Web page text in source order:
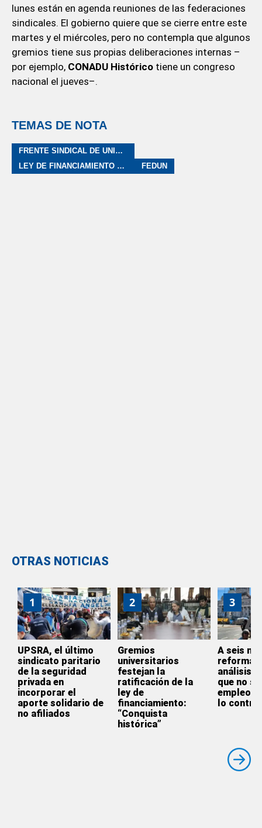
lunes están en agenda reuniones de las federaciones
sindicales. El gobierno quiere que se cierre entre este
martes y el miércoles, pero no contempla que algunos
gremios tiene sus propias deliberaciones internas –
por ejemplo, CONADU Históricotiene un congreso
nacional el jueves–.
TEMAS DE NOTA
FRENTE SINDICAL DE UNIVERSIDADES NACIONALES
LEY DE FINANCIAMIENTO UNIVERSITARIO
FEDUN
OTRAS NOTICIAS
1
UPSRA, el último
sindicato paritario
de la seguridad
privada en
incorporar el
aporte solidario de
no afiliados
2
Gremios
universitarios
festejan la
ratificación de la
ley de
financiamiento:
“Conquista
histórica”
3
A seis
reforma
análisis
que no
empleo
lo